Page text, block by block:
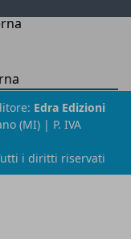
Edra Edizioni
(MI) | P. IVA
i diritti riservati